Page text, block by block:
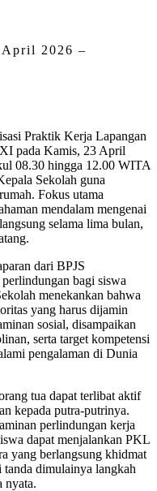
2026 –
Praktik Kerja Lapangan
pada Kamis, 23 April
08.30 hingga 12.00 WITA
Sekolah guna
Fokus utama
mendalam mengenai
selama lima bulan,
dari BPJS
bagi siswa
menekankan bahwa
yang harus dijamin
sosial, disampaikan
serta target kompetensi
pengalaman di Dunia
tua dapat terlibat aktif
kepada putra-putrinya.
perlindungan kerja
dapat menjalankan PKL
yang berlangsung khidmat
tanda dimulainya langkah
nyata.